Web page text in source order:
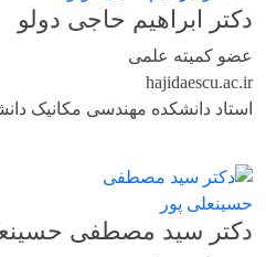
دکتر ابراهیم حاجی دولو
عضو کمیته علمی
hajidaescu.ac.ir
استاد دانشکده مهندسی مکانیک
دکتر سید مصطفی